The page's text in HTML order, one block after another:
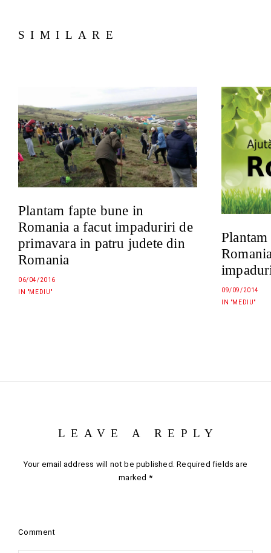
SIMILARE
Plantam fapte bune in
Romania a facut impaduriri de
primavara in patru judete din
Romania
06/04/2016
IN "MEDIU"
09/09/2014
IN "MEDIU"
LEAVE A REPLY
Your email address will not be published. Required fields are
marked *
Comment